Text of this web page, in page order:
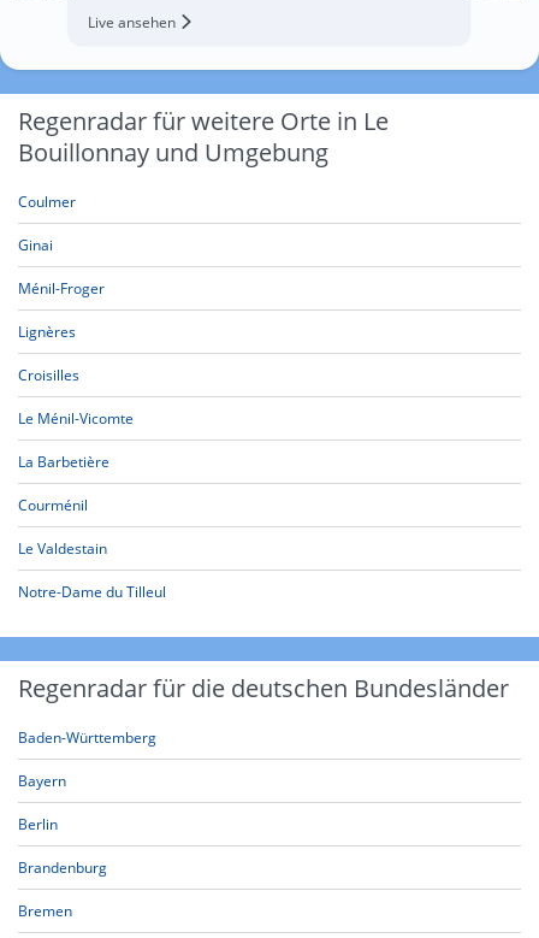
Live ansehen
Regenradar für weitere Orte in Le
Bouillonnay und Umgebung
Coulmer
Ginai
Ménil-Froger
Lignères
Croisilles
Le Ménil-Vicomte
La Barbetière
Courménil
Le Valdestain
Notre-Dame du Tilleul
Regenradar für die deutschen Bundesländer
Baden-Württemberg
Bayern
Berlin
Brandenburg
Bremen